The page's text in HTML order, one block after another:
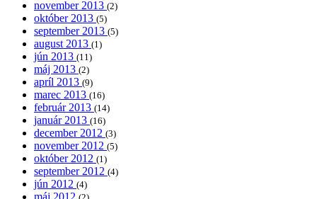
november 2013 (2)
október 2013 (5)
september 2013 (5)
august 2013 (1)
jún 2013 (11)
máj 2013 (2)
apríl 2013 (9)
marec 2013 (16)
február 2013 (14)
január 2013 (16)
december 2012 (3)
november 2012 (5)
október 2012 (1)
september 2012 (4)
jún 2012 (4)
máj 2012